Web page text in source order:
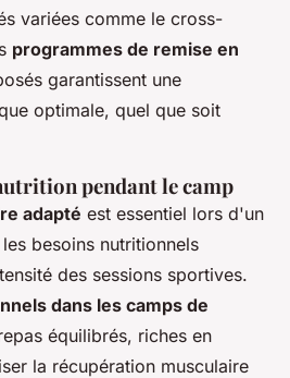
variées comme le cross-
programmes de remise en
garantissent une
optimale, quel que soit
pendant le camp
adapté est essentiel lors d'un
besoins nutritionnels
des sessions sportives.
dans les camps de
équilibrés, riches en
la récupération musculaire